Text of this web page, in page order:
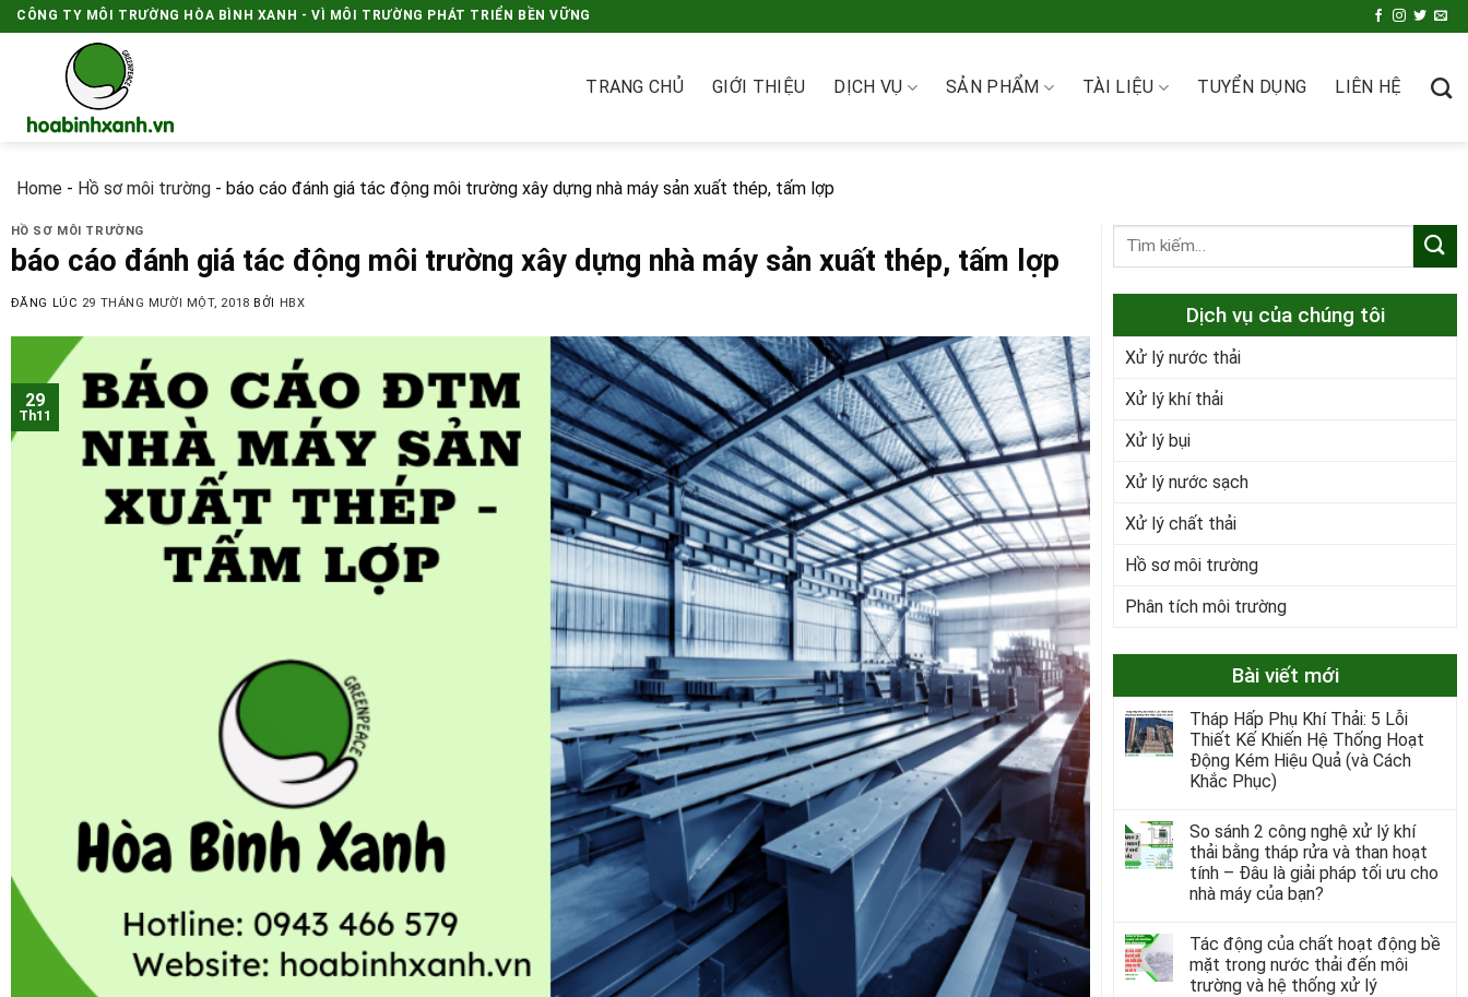
Skip
to
CÔNG TY MÔI TRƯỜNG HÒA BÌNH XANH - VÌ MÔI TRƯỜNG PHÁT TRIỂN BỀN VỮNG
TRANG CHỦ GIỚI THIỆU DỊCH VỤ SẢN PHẨM TÀI LIỆU TUYỂN DỤNG LIÊN HỆ
Home - Hồ sơ môi trường - báo cáo đánh giá tác động môi trường xây dựng nhà máy sản xuất thép, tấm lợp
HỒ SƠ MÔI TRƯỜNG
báo cáo đánh giá tác động môi trường xây dựng nhà máy sản xuất thép, tấm lợp
ĐĂNG LÚC 29 THÁNG MƯỜI MỘT, 2018 BỞI HBX
29
Th11
Dịch vụ của chúng tôi
Xử lý nước thải
Xử lý khí thải
Xử lý bụi
Xử lý nước sạch
Xử lý chất thải
Hồ sơ môi trường
Phân tích môi trường
Bài viết mới
Tháp Hấp Phụ Khí Thải: 5 Lỗi
Thiết Kế Khiến Hệ Thống Hoạt
Động Kém Hiệu Quả (và Cách
Khắc Phục)
So sánh 2 công nghệ xử lý khí
thải bằng tháp rửa và than hoạt
tính – Đâu là giải pháp tối ưu cho
nhà máy của bạn?
Tác động của chất hoạt động bề
mặt trong nước thải đến môi
trường và hệ thống xử lý